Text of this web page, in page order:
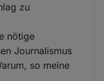
zu
nötige
Journalismus
so meine